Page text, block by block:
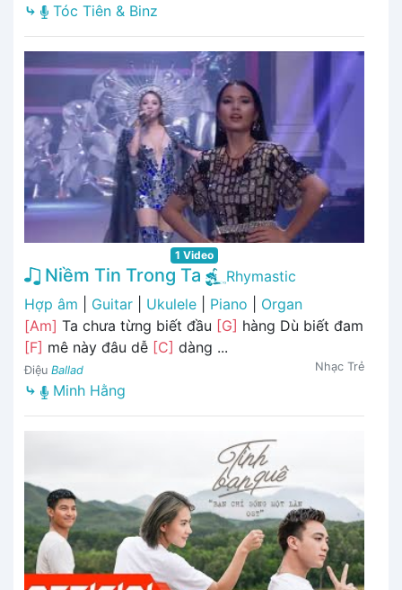
⤷ Tóc Tiên & Binz
1 Video
Niềm Tin Trong Ta
Rhymastic
Hợp âm
Guitar Ukulele Piano
Organ
[Am] Ta chưa từng biết đầu [G] hàng Dù biết đam
[F] mê này đâu dễ [C] dàng ...
Điệu Ballad Nhạc Trẻ
⤷ Minh Hằng